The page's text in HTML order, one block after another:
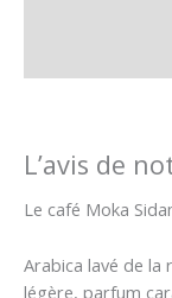
L’avis de
Le café Moka
Arabica lavé de la
légère, parfum